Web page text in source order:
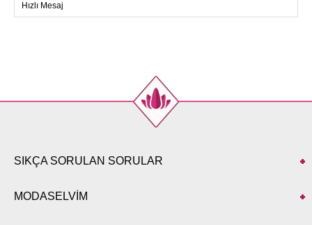
Hızlı Mesaj
SIKÇA SORULAN SORULAR
MODASELVİM